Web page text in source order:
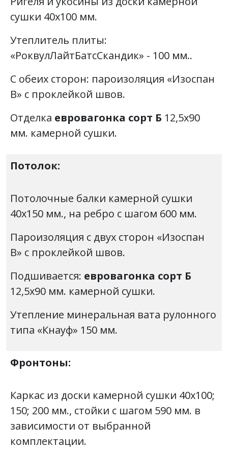
сушки 40х100 мм.
Утеплитель плиты:
«РоквулЛайтБатсСкандик» - 100 мм..
С обеих сторон: пароизоляция «Изоспан
В» с проклейкой швов.
Отделка евровагонка сорт Б 12,5х90
мм. камерной сушки.
Потолок:
Потолочные балки камерной сушки
40х150 мм., на ребро с шагом 600 мм.
Пароизоляция с двух сторон «Изоспан
В» с проклейкой швов.
Подшивается: евровагонка сорт Б
12,5х90 мм. камерной сушки.
Утепление минеральная вата рулонного
типа «Кнауф» 150 мм.
Фронтоны:
Каркас из доски камерной сушки 40х100;
150; 200 мм., стойки с шагом 590 мм. в
зависимости от выбранной
комплектации.